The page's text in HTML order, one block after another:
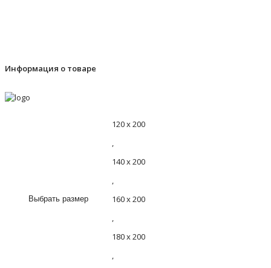
Информация о товаре
Выбрать размер
120 х 200
,
140 х 200
,
160 х 200
,
180 х 200
,